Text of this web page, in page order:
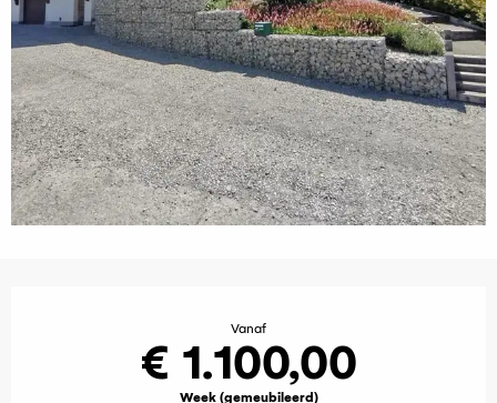
Vanaf
€ 1.100,00
Week (gemeubileerd)